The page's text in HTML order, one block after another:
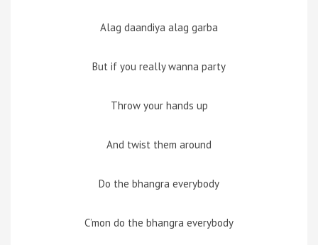
Alag daandiya alag garba
But if you really wanna party
Throw your hands up
And twist them around
Do the bhangra everybody
C’mon do the bhangra everybody